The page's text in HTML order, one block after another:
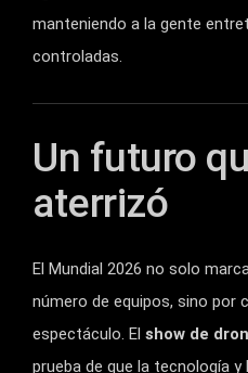
manteniendo a la gente
controladas.
Un futuro
aterrizó
El Mundial 2026 no solo
número de equipos, sino por
espectáculo. El show de
prueba de que la tecnología y